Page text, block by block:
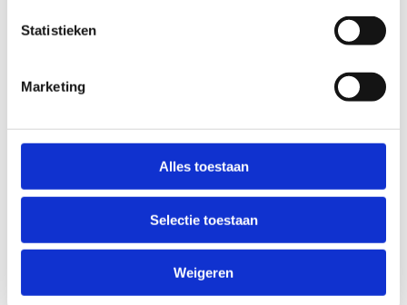
Statistieken
Marketing
Alles toestaan
Selectie toestaan
Weigeren
keuken en onderhoudsteam te ondersteunen.
zomervakantie? Vul het formulier in en sluit je
aan bij ons team!
Word jobstudent